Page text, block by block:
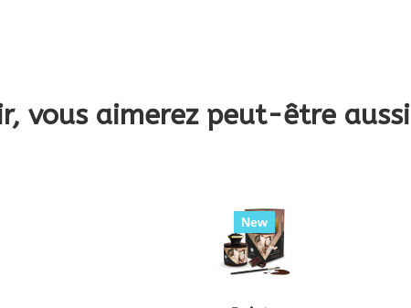
vous aimerez peut-être aussi
New